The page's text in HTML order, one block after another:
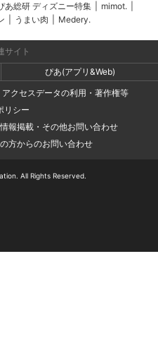
あ総研 ディズニー特集 mimot.
うまい肉 Medery.
サイト
ぴあ(アプリ&Web)
アクセスデータの利用・著作権等
リシー
報掲載・その他お問い合わせ
方からのお問い合わせ
All Rights Reserved.